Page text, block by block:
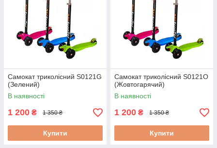
Самокат триколісний S0121G
(Зелений)
В наявності
1 200 ₴ 1 350 ₴
Купити
Самокат триколісний S0121O
(Жовтогарячий)
В наявності
1 200 ₴ 1 350 ₴
Купити